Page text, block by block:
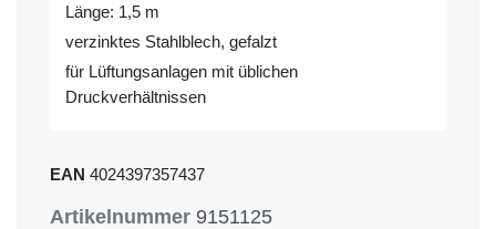
Länge: 1,5 m
verzinktes Stahlblech, gefalzt
für Lüftungsanlagen mit üblichen
Druckverhältnissen
EAN 4024397357437
Artikelnummer 9151125